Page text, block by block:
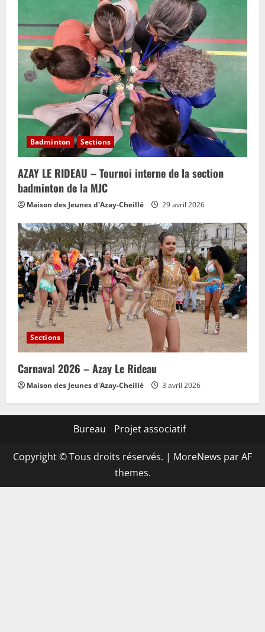
Badminton Sections
AZAY LE RIDEAU – Tournoi interne de la section
badminton de la MJC
Maison des Jeunes d'Azay-Cheillé 29 avril 2026
Sections
Carnaval 2026 – Azay Le Rideau
Maison des Jeunes d'Azay-Cheillé 3 avril 2026
Bureau Projet associatif
Copyright © Tous droits réservés. | MoreNews par AF
themes.